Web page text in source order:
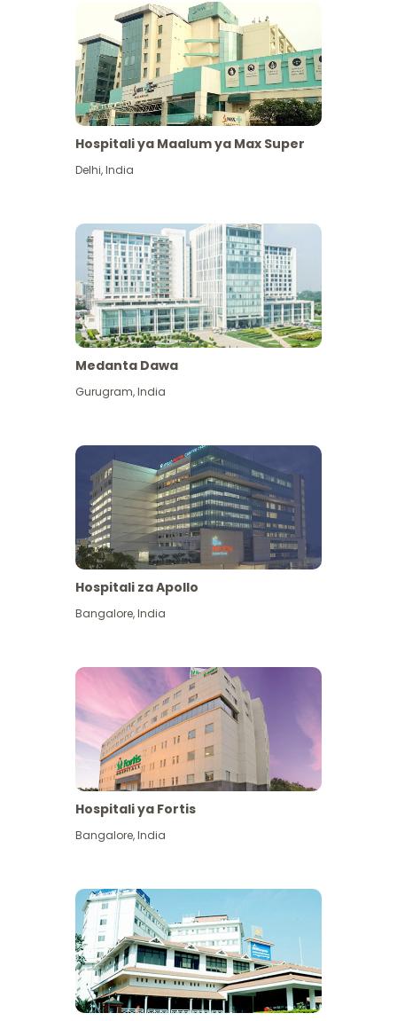
Hospitali ya Maalum ya Max Super
Delhi,India
Medanta Dawa
Gurugram,India
Hospitali za Apollo
Bangalore,India
Hospitali ya Fortis
Bangalore,India